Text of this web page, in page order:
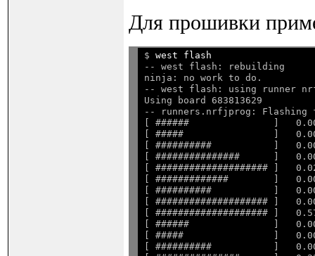
Для прошивки
$ west flash
-- west flash: rebuilding
ninja: no work to do.
-- west flash: using runner
Using board 683813629
-- runners.nrfjprog: Flashing
[ ######               ]
[ #####                ]
[ ##########           ]
[ ###############      ]
[ #################### ]
[ #############        ]
[ ##########           ]
[ #################### ]
[ #################### ]
[ ######               ]
[ #####                ]
[ ##########           ]